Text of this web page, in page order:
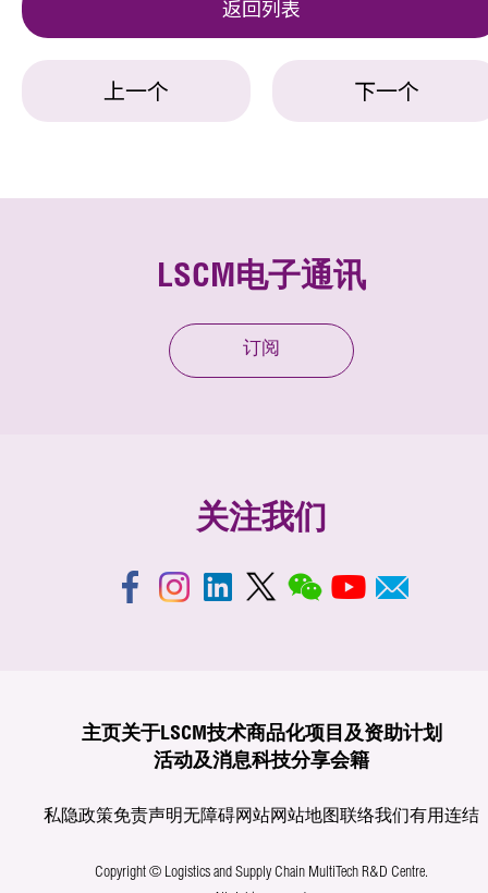
返回列表
上一个 下一个
LSCM电子通讯
订阅
关注我们
主页关于LSCM技术商品化项目及资助计划
活动及消息科技分享会籍
私隐政策免责声明无障碍网站网站地图联络我们有用连结
Copyright © Logistics and Supply Chain MultiTech R&D Centre.